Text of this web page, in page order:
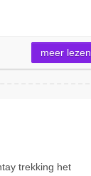
meer lezen
trekking het